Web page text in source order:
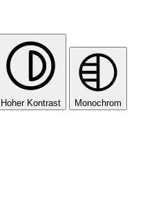
Hoher Kontrast Monochrom